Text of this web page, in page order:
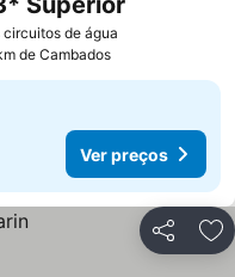
de água
de Cambados
Ver preços
Partilhar